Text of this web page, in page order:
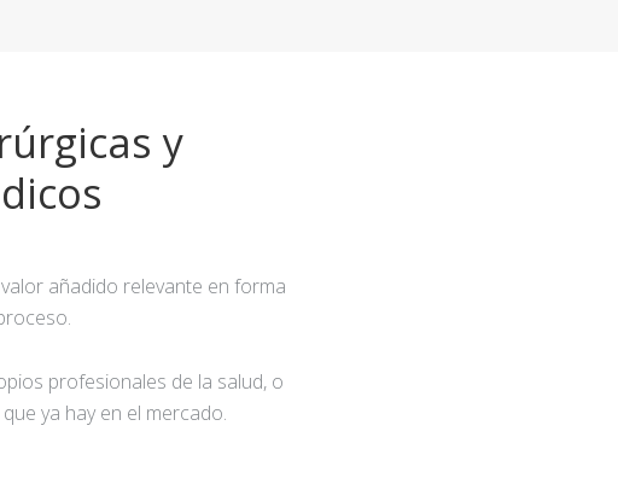
y
añadido relevante en forma
profesionales de la salud, o
ya hay en el mercado.